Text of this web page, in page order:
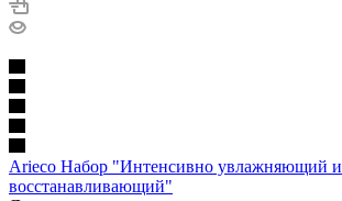
Arieco Набор "Интенсивно увлажняющий и
восстанавливающий"